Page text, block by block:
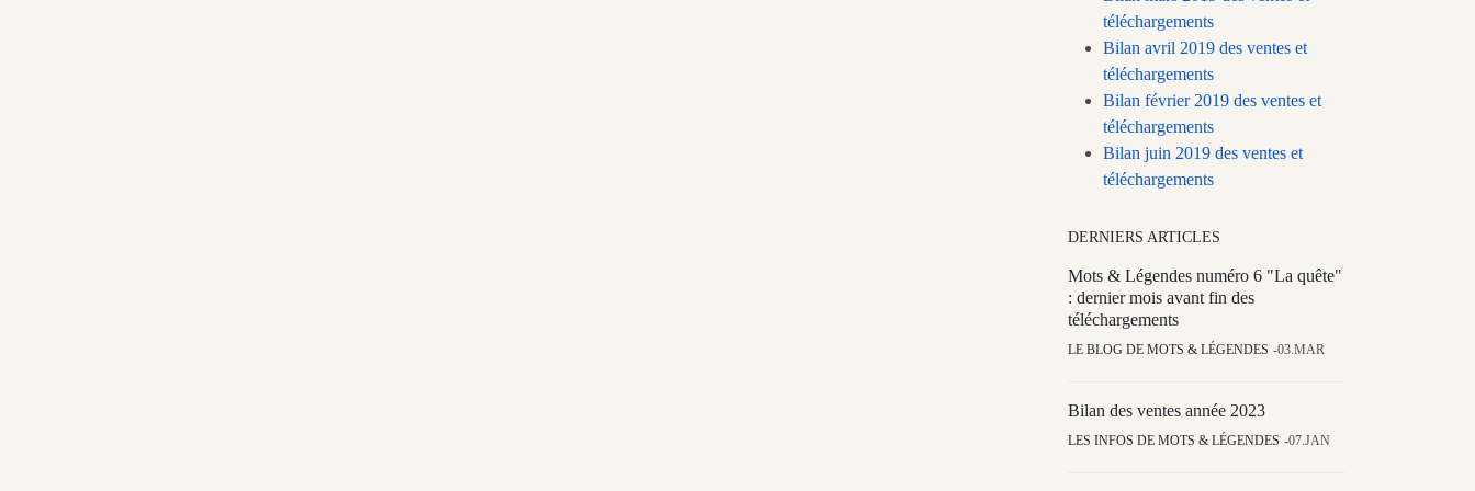
téléchargements
Bilan avril 2019 des ventes et
téléchargements
Bilan février 2019 des ventes et
téléchargements
Bilan juin 2019 des ventes et
téléchargements
DERNIERS ARTICLES
Mots & Légendes numéro 6 "La quête"
: dernier mois avant fin des
téléchargements
LE BLOG DE MOTS & LÉGENDES 03.MAR
Bilan des ventes année 2023
LES INFOS DE MOTS & LÉGENDES 07.JAN